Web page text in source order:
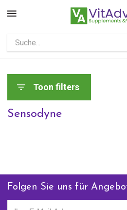
Toon filters
Sensodyne
Folgen Sie uns für